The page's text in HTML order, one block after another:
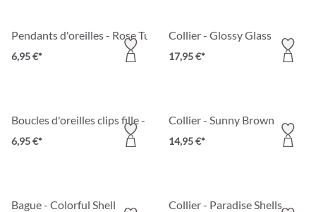
Pendants d'oreilles - Rose Tulip
6,95 €*
Collier - Glossy Glass
17,95 €*
Boucles d'oreilles clips fille - Sleeping Unicorn
6,95 €*
Collier - Sunny Brown
14,95 €*
Bague - Colorful Shell Collier - Paradise Shells